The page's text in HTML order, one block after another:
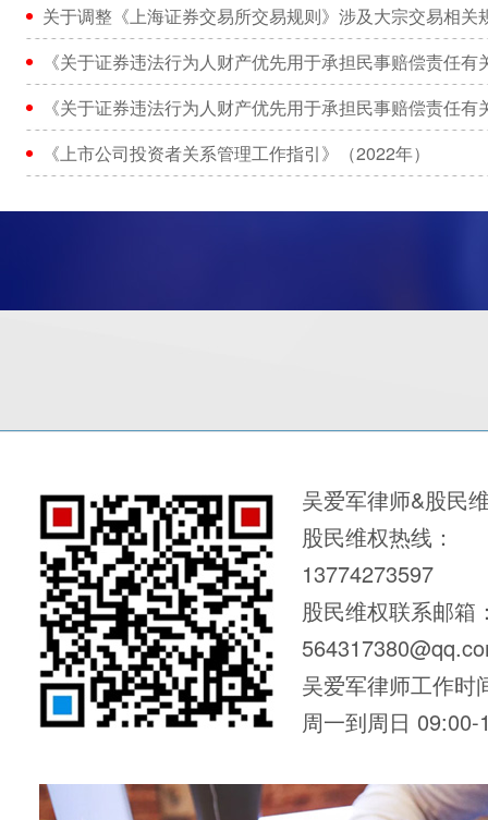
关于调整《上海证券交易所交易规则》涉及大宗交易相关
《关于证券违法行为人财产优先用于承担民事赔偿责任有
《关于证券违法行为人财产优先用于承担民事赔偿责任有
《上市公司投资者关系管理工作指引》（2022年）
吴爱军律师&股民
股民维权热线：
13774273597
股民维权联系邮箱
吴爱军律师工作时
周一到周日 09:00-